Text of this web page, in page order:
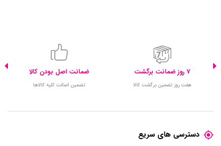
7 روز ضمانت برگشت
هفت روز تضمین برگشت کالا
ضمانت اصل بودن کالا
تضمین اصالت کلیه کالاها
دسترسی های سریع